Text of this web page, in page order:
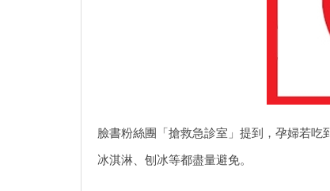
臉書粉絲團「搶救急診室」提到，孕婦若吃
冰淇淋、刨冰等都盡量避免。